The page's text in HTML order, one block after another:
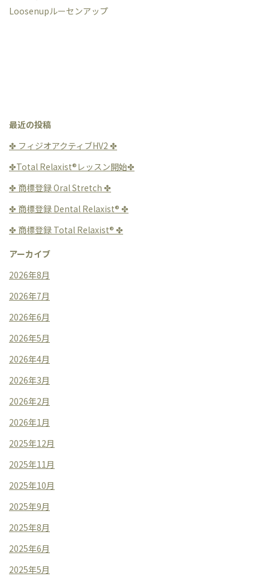
Loosenupルーセンアップ
最近の投稿
✤ フィジオアクティブHV2 ✤
✤Total Relaxist®︎レッスン開始✤
✤ 商標登録 Oral Stretch ✤
✤ 商標登録 Dental Relaxist®︎ ✤
✤ 商標登録 Total Relaxist®︎ ✤
アーカイブ
2026年8月
2026年7月
2026年6月
2026年5月
2026年4月
2026年3月
2026年2月
2026年1月
2025年12月
2025年11月
2025年10月
2025年9月
2025年8月
2025年6月
2025年5月